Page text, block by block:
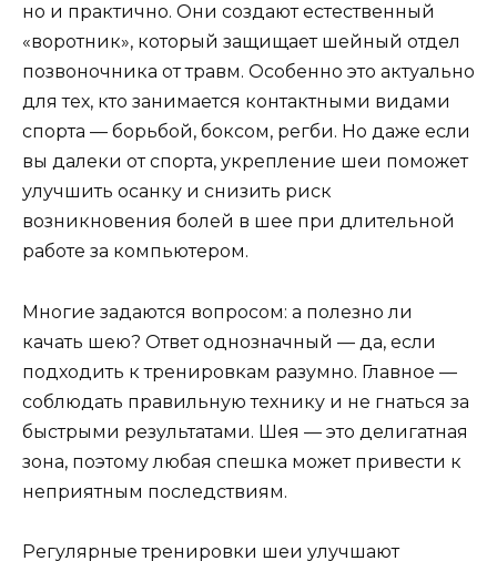
но и практично. Они создают естественный
«воротник», который защищает шейный отдел
позвоночника от травм. Особенно это актуально
для тех, кто занимается контактными видами
спорта — борьбой, боксом, регби. Но даже если
вы далеки от спорта, укрепление шеи поможет
улучшить осанку и снизить риск
возникновения болей в шее при длительной
работе за компьютером.
Многие задаются вопросом: а полезно ли
качать шею? Ответ однозначный — да, если
подходить к тренировкам разумно. Главное —
соблюдать правильную технику и не гнаться за
быстрыми результатами. Шея — это делигатная
зона, поэтому любая спешка может привести к
неприятным последствиям.
Регулярные тренировки шеи улучшают